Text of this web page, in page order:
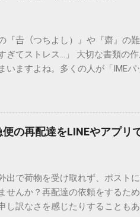
の『𠮷（つちよし）』や『齋』の
ぎてストレス…」 大切な書類の
いますよね。多くの人が「IME
打ち込むだけで一瞬で旧字や外
をマスターすれば、もう難しい
ないのか？ そもそも、なぜ普通
仕組みにあります。 日本のパソ
2水準」といった形で整理されて
（ユニコード）」や「JISコー
うな番号が割り振られています
とができるのです。 2.
便の再配達をLINEやアプリ
出で荷物を受け取れず、ポスト
せんか？再配達の依頼をするた
し訳なさを感じたりすることも